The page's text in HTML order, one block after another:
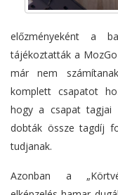
előzményeként a
tájékoztatták a MozGo
már nem
komplett csapatot
hogy a csapat
dobták össze tagdíj
tudjanak.
Azonban a